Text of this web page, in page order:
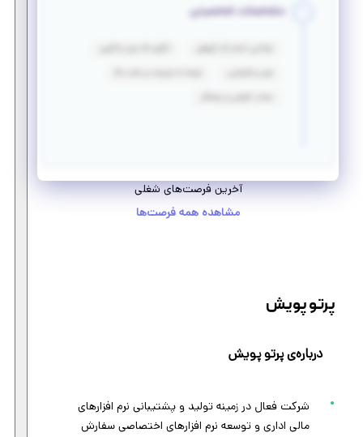
مشخصات شخصیتی
آخرین فرصت‌های شغلی
مشاهده همه فرصت‌ها
پرتو پویش
درباره‌ی پرتو پویش
شرکت فعال در زمینه تولید و پشتیبانی نرم افزارهای
مالی اداری و توسعه نرم افزارهای اختصاصی سفارش